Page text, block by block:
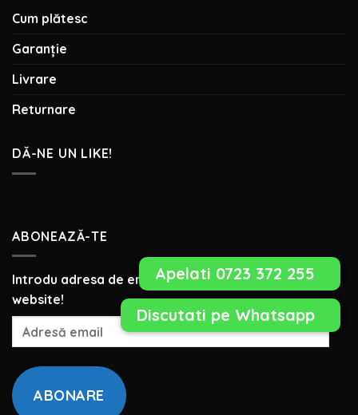
Cum plătesc
Garanție
Livrare
Returnare
DĂ-NE UN LIKE!
ABONEAZĂ-TE
Introdu adresa de email pentru a te abona la acest
website!
Adresă
ABONARE